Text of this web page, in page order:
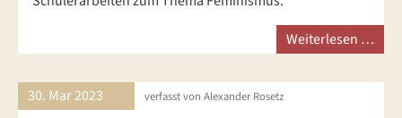
Weiterlesen …
30. Mar2023 verfasst von Alexander Rosetz